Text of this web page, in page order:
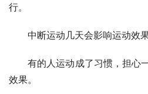
行。
中断运动几天会影响运动效
有的人运动成了习惯，担心
效果。